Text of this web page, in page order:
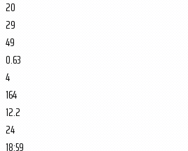
20
29
49
0.63
4
164
12.2
24
18:59